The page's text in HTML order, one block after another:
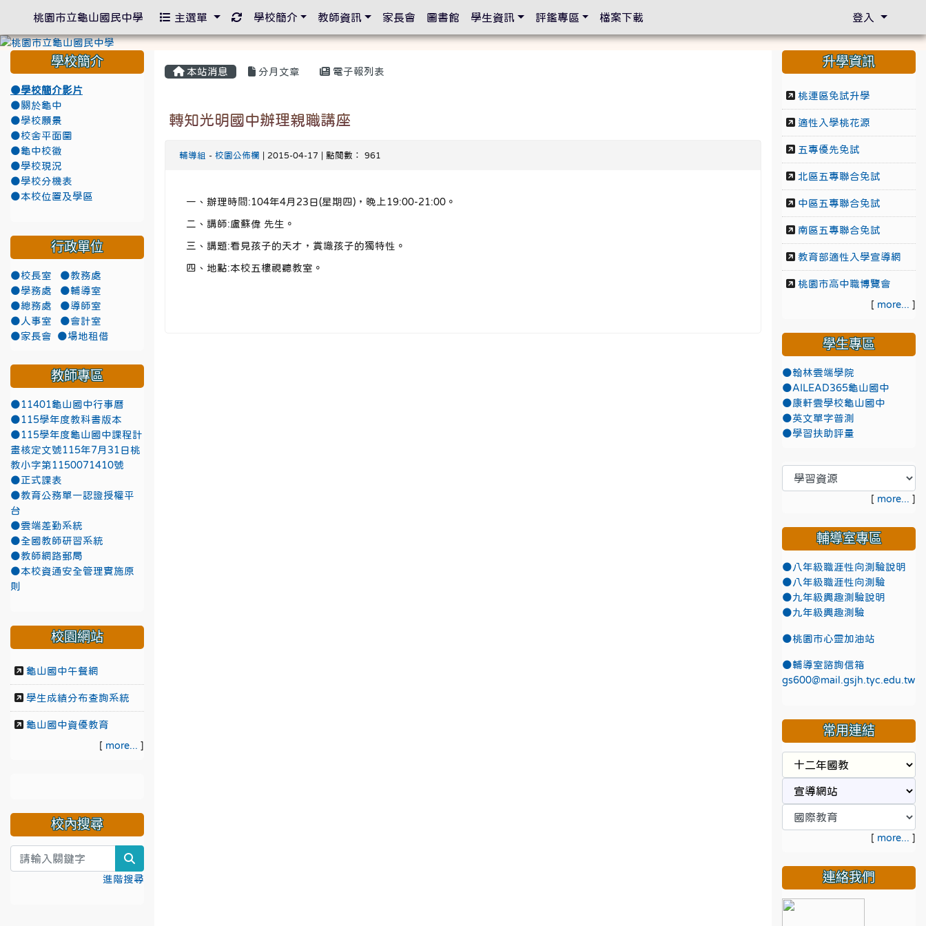
本站消息 分月文章 電子報列表
轉知光明國中辦理親職講座
輔導組 - 校園公佈欄 | 2015-04-17 | 點閱數： 961
一、辦理時間:104年4月23日(星期四)，晚上19:00-21:00。
二、講師:盧蘇偉 先生。
三、講題:看見孩子的天才，賞識孩子的獨特性。
四、地點:本校五樓視聽教室。
學校簡介
●學校簡介影片
●關於龜中
●學校願景
●校舍平面圖
●龜中校徽
●學校現況
●學校分機表
●本校位置及學區
行政單位
●校長室
●教務處
●學務處
●輔導室
●總務處
●導師室
●人事室
●會計室
●家長會
●場地租借
教師專區
●11401龜山國中行事曆
●115學年度教科書版本
●115學年度龜山國中課程計
畫核定文號115年7月31日桃
教小字第1150071410號
●正式課表
●教育公務單一認證授權平
台
●雲端差勤系統
●全國教師研習系統
●教師網路郵局
●本校資通安全管理實施原
則
校園網站
龜山國中午餐網
學生成績分布查詢系統
龜山國中資優教育
[ more... ]
校內搜尋
進階搜尋
升學資訊
桃連區免試升學
適性入學桃花源
五專優先免試
北區五專聯合免試
中區五專聯合免試
南區五專聯合免試
教育部適性入學宣導網
桃園市高中職博覽會
[ more... ]
學生專區
●翰林雲端學院
●AILEAD365龜山國中
●康軒雲學校龜山國中
●英文單字普測
●學習扶助評量
[ more... ]
輔導室專區
●八年級職涯性向測驗說明
●八年級職涯性向測驗
●九年級興趣測驗說明
●九年級興趣測驗
●桃園市心靈加油站
●輔導室諮詢信箱
gs600@mail.gsjh.tyc.edu.tw
常用連結
[ more... ]
連絡我們
桃園市立龜山國民中學 主選單 重新取得佈景設定
學校簡介 教師資訊 家長會 圖書館 學生資訊 評鑑專區 檔案下載 登入